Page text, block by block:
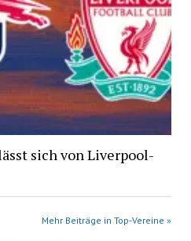
sich von Liverpool-
Mehr Beiträge in Top-Vereine »